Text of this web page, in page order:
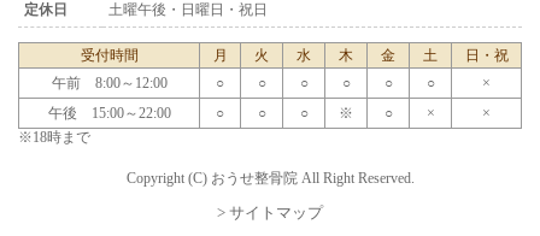
定休日
土曜午後・日曜日・祝日
受付時間 月 火 水 木 金 土
日・祝
午前 8:00～12:00
○ ○ ○ ○ ○ ○
×
午後 15:00～22:00
○ ○ ○ ※ ○ ×
×
※18時まで
Copyright (C) おうせ整骨院 All Right Reserved.
> サイトマップ